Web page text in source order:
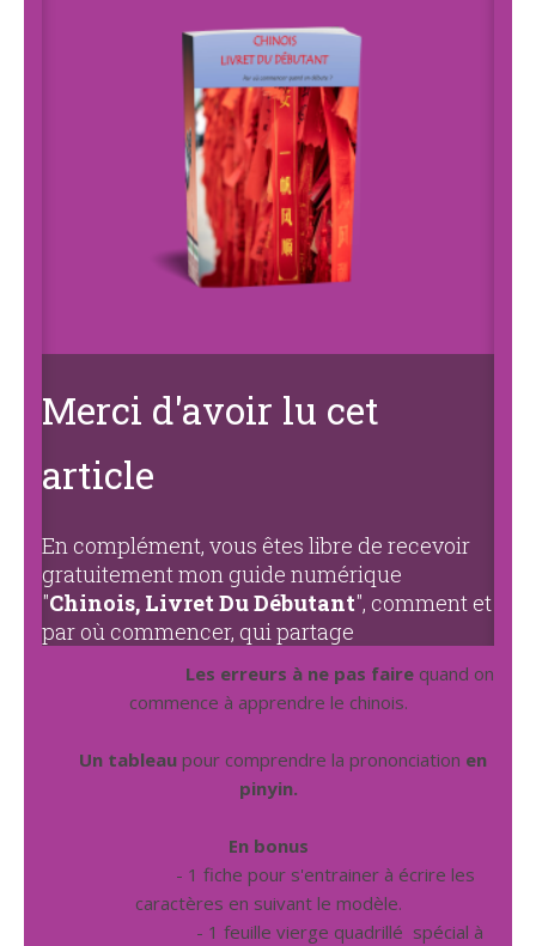
Merci d'avoir lu cet
article
En complément, vous êtes libre de recevoir
gratuitement mon guide numérique
"Chinois, Livret Du Débutant", comment et
par où commencer, qui partage
Les erreurs à ne pas faire quand on
commence à apprendre le chinois.
Un tableaupour comprendre la prononciation en
pinyin.
En bonus
- 1 fiche pour s'entrainer à écrire les
caractères en suivant le modèle.
- 1 feuille vierge quadrillé spécial à